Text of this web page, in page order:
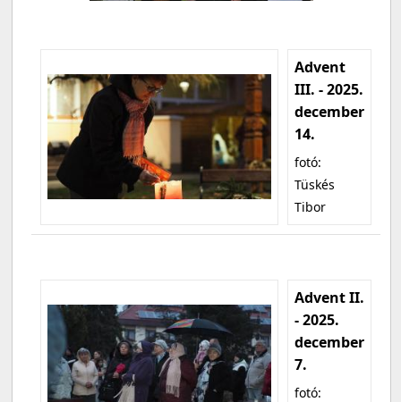
Advent
III. - 2025.
december
14.
fotó:
Tüskés
Tibor
Advent II.
- 2025.
december
7.
fotó: